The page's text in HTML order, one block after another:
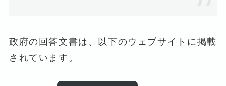
政府の回答文書は、以下のウェブサイトに掲載
されています。